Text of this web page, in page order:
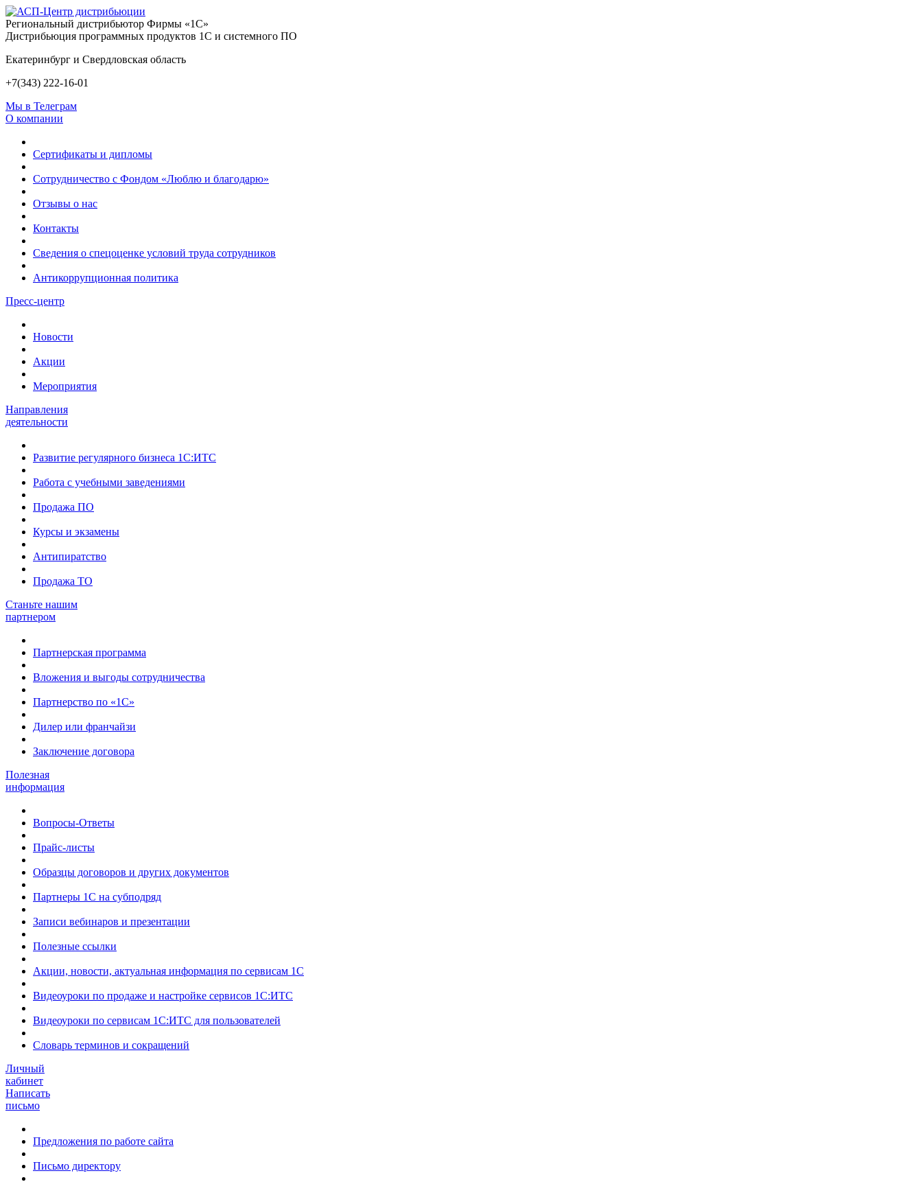
Региональный дистрибьютор Фирмы «1С»
Дистрибьюция программных продуктов 1С и системного ПО
Екатеринбург и Свердловская область
+7(343) 222-16-01
Мы в Телеграм
О компании
Сертификаты и дипломы
Сотрудничество с Фондом «Люблю и благодарю»
Отзывы о нас
Контакты
Сведения о спецоценке условий труда сотрудников
Антикоррупционная политика
Пресс-центр
Новости
Акции
Мероприятия
Направления
деятельности
Развитие регулярного бизнеса 1С:ИТС
Работа с учебными заведениями
Продажа ПО
Курсы и экзамены
Антипиратство
Продажа ТО
Станьте нашим
партнером
Партнерская программа
Вложения и выгоды сотрудничества
Партнерство по «1С»
Дилер или франчайзи
Заключение договора
Полезная
информация
Вопросы-Ответы
Прайс-листы
Образцы договоров и других документов
Партнеры 1С на субподряд
Записи вебинаров и презентации
Полезные ссылки
Акции, новости, актуальная информация по сервисам 1С
Видеоуроки по продаже и настройке сервисов 1С:ИТС
Видеоуроки по сервисам 1С:ИТС для пользователей
Словарь терминов и сокращений
Личный
кабинет
Написать
письмо
Предложения по работе сайта
Письмо директору